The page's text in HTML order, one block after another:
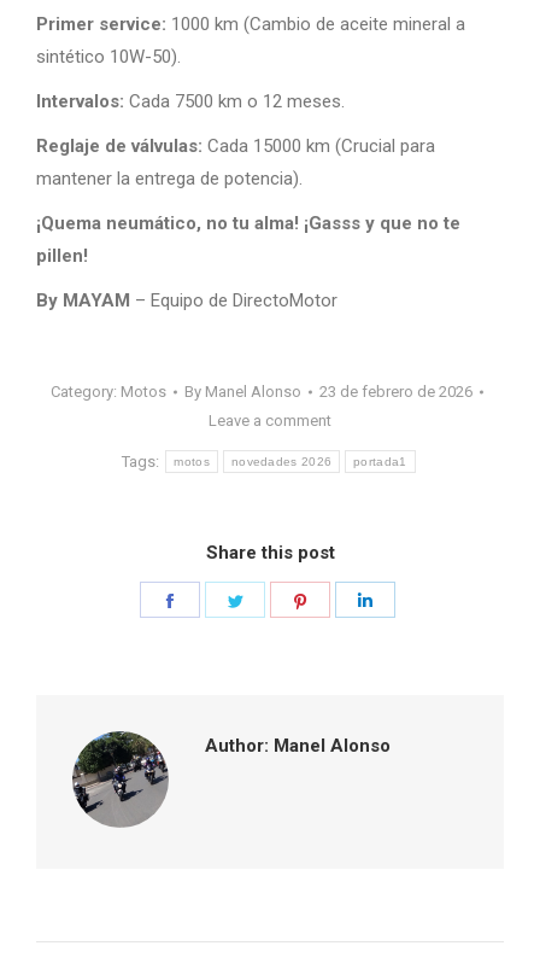
Primer service: 1000 km (Cambio de aceite mineral a
sintético 10W-50).
Intervalos: Cada 7500 km o 12 meses.
Reglaje de válvulas: Cada 15000 km (Crucial para
mantener la entrega de potencia).
¡Quema neumático, no tu alma! ¡Gasss y que no te
pillen!
By MAYAM – Equipo de DirectoMotor
Category: Motos By Manel Alonso
23 de febrero de 2026
Leave a comment
Tags: motos novedades 2026 portada1
Share this post
Author: Manel Alonso